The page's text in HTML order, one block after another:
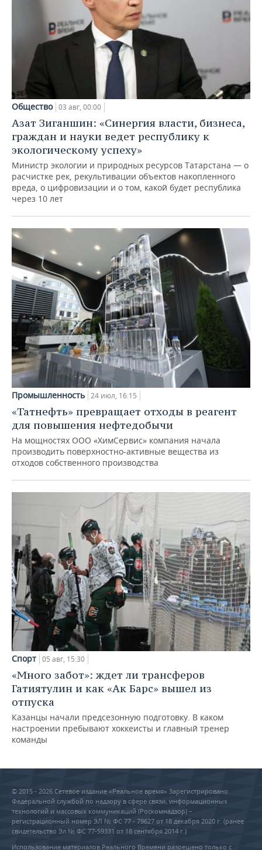
Общество 03 авг, 00:00
Азат Зиганшин: «Синергия власти, бизнеса,
граждан и науки ведет республику к
экологическому успеху»
Министр экологии и природных ресурсов Татарстана — о
расчистке рек, рекультивации объектов накопленного
вреда, о цифровизации и о том, какой будет республика
через 10 лет
Промышленность 24 июл, 16:15
«Татнефть» превращает отходы в реагент
для повышения нефтедобычи
На мощностях ООО «ХимСервис» компания начала
производить поверхностно-активные вещества из
отходов собственного производства
Спорт 05 авг, 15:30
«Много забот»: ждет ли трансферов
Гатиятулин и как «Ак Барс» вышел из
отпуска
Казанцы начали предсезонную подготовку. В каком
настроении пребывают хоккеисты и главный тренер
команды
© 2015 - 2026 Сетевое издание «Реальное время» Зарегистрировано
Федеральной службой по надзору в сфере связи, информационных
технологий и массовых коммуникаций (Роскомнадзор) –
регистрационный номер ЭЛ № ФС 77 - 79627 от 18 декабря 2020 г. (ранее
свидетельство Эл № ФС 77-59331 от 18 сентября 2014 г.)
Использование материалов Реального Времени разрешено только с